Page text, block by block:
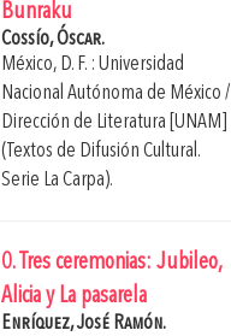
Bunraku
Cossío, Óscar.
México, D. F. : Universidad
Nacional Autónoma de México /
Dirección de Literatura [UNAM]
(Textos de Difusión Cultural.
Serie La Carpa).
0. Tres ceremonias: Jubileo,
Alicia y La pasarela
Enríquez, José Ramón.